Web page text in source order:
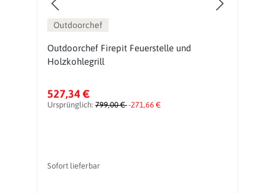
Outdoorchef
Outdoorchef Firepit Feuerstelle und
Holzkohlegrill
527,34 €
Ursprünglich: 799,00 €-271,66 €
Sofort lieferbar